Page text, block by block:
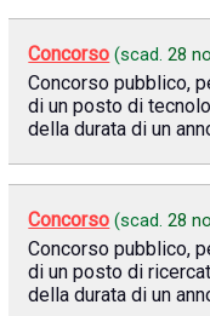
Concorso (scad.28
Concorso pubblico,
di un posto di
della durata di un
Concorso (scad.28
Concorso pubblico,
di un posto di
della durata di un